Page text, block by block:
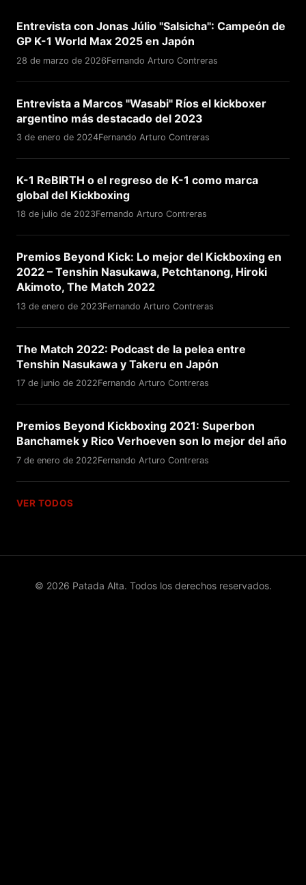
Entrevista con Jonas Júlio "Salsicha": Campeón de
GP K-1 World Max 2025 en Japón
28 de marzo de 2026Fernando Arturo Contreras
Entrevista a Marcos "Wasabi" Ríos el kickboxer
argentino más destacado del 2023
3 de enero de 2024Fernando Arturo Contreras
K-1 ReBIRTH o el regreso de K-1 como marca
global del Kickboxing
18 de julio de 2023Fernando Arturo Contreras
Premios Beyond Kick: Lo mejor del Kickboxing en
2022 – Tenshin Nasukawa, Petchtanong, Hiroki
Akimoto, The Match 2022
13 de enero de 2023Fernando Arturo Contreras
The Match 2022: Podcast de la pelea entre
Tenshin Nasukawa y Takeru en Japón
17 de junio de 2022Fernando Arturo Contreras
Premios Beyond Kickboxing 2021: Superbon
Banchamek y Rico Verhoeven son lo mejor del año
7 de enero de 2022Fernando Arturo Contreras
VER TODOS
© 2026 Patada Alta. Todos los derechos reservados.